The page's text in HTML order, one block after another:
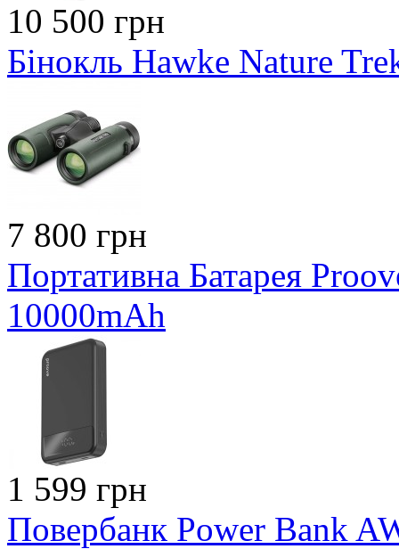
10 500 грн
Бінокль Hawke Nature
7 800 грн
Портативна Батарея
10000mAh
1 599 грн
Повербанк Power Bank